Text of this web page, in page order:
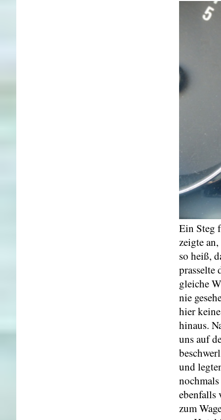
Ein Steg
zeigte
so heiß,
prasselte
gleiche
nie
hier
hinaus.
uns auf
und
ebenfalls
zum